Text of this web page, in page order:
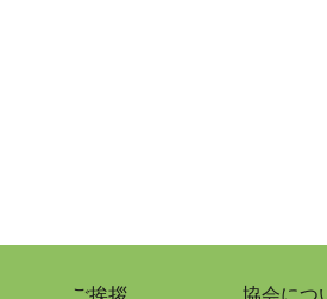
ご挨拶 協会につ